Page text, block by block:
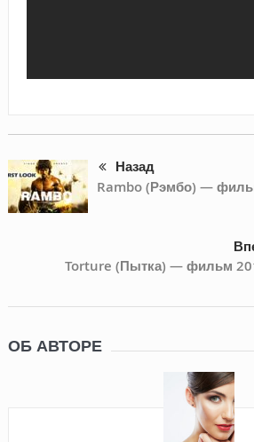
Назад
Rambo (Рэмбо) —
Torture (Пытка) — фильм
ОБ АВТОРЕ